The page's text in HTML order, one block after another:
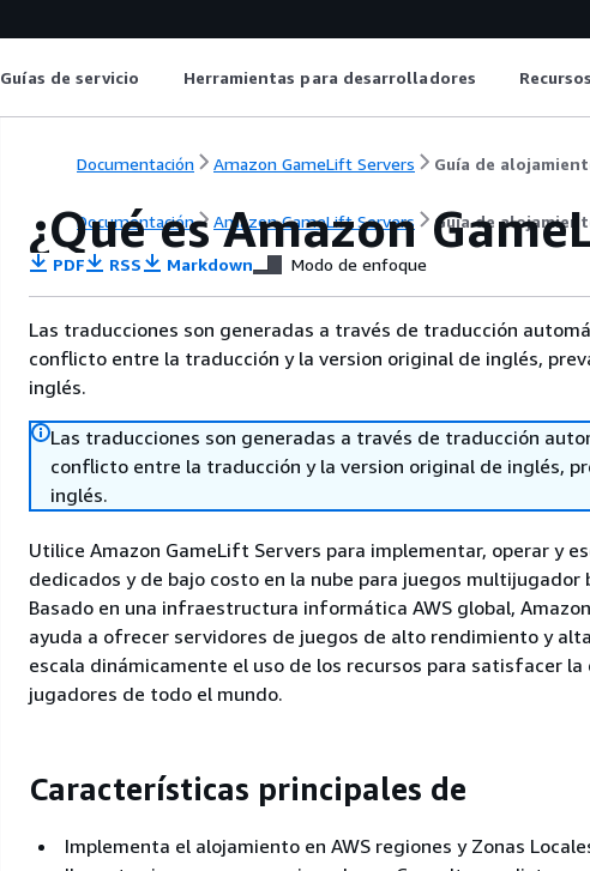
Guías de servicio Herramientas para desarrolladores
Documentación Amazon GameLift Servers Guía de
Documentación Amazon GameLift Servers Guía de
¿Qué es Amazon
PDF RSS Markdown Modo de enfoque
Las traducciones son generadas a través de traducción
conflicto entre la traducción y la version original de inglés,
inglés.
Las traducciones son generadas a través de traducción
conflicto entre la traducción y la version original de inglés,
inglés.
Utilice Amazon GameLift Servers para implementar, operar y
dedicados y de bajo costo en la nube para juegos multijugador
Basado en una infraestructura informática AWS global,
ayuda a ofrecer servidores de juegos de alto rendimiento y
escala dinámicamente el uso de los recursos para satisfacer la
jugadores de todo el mundo.
Características principales de
Implementa el alojamiento en AWS regiones y Zonas